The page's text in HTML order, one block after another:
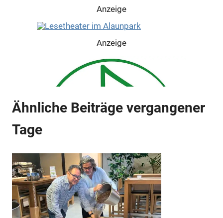
Anzeige
Anzeige
Anzeige
Anzeige
Anzeige
Ähnliche Beiträge vergangener
Tage